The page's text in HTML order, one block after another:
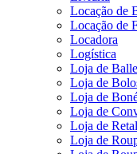
Locação de
Locação de
Locadora
Logística
Loja de
Loja de
Loja de
Loja de
Loja de
Loja de